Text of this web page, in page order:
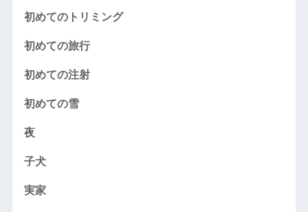
初めてのトリミング
初めての旅行
初めての注射
初めての雪
夜
子犬
実家